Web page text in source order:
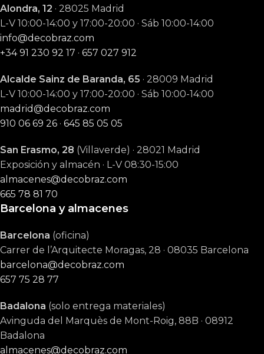
Alondra, 12 · 28025 Madrid
L-V 10:00-14:00 y 17:00-20:00 · Sáb 10:00-14:00
info@decobraz.com
+34 91 230 92 17 · 657 027 912
Alcalde Sainz de Baranda, 65 · 28009 Madrid
L-V 10:00-14:00 y 17:00-20:00 · Sáb 10:00-14:00
madrid@decobraz.com
910 06 69 26 · 645 85 05 05
San Erasmo, 28 (Villaverde) · 28021 Madrid
Exposición y almacén · L-V 08:30-15:00
almacenes@decobraz.com
665 78 81 70
Barcelona y almacenes
Barcelona (oficina)
Carrer de l’Arquitecte Moragas, 28 · 08035 Barcelona
barcelona@decobraz.com
657 75 28 77
Badalona (solo entrega materiales)
Avinguda del Marquès de Mont-Roig, 88B · 08912
Badalona
almacenes@decobraz.com